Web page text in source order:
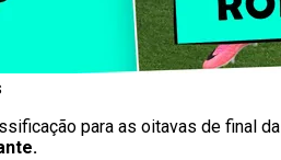
para as oitavas de final da